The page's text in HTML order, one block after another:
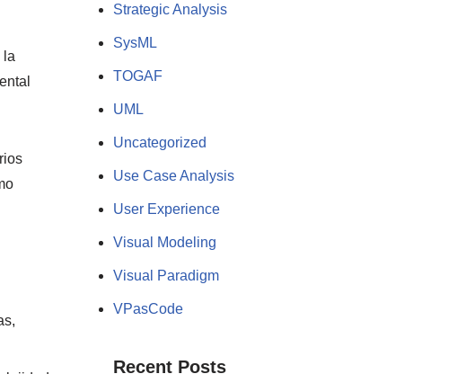
la
Strategic Analysis
SysML
TOGAF
UML
Uncategorized
Use Case Analysis
User Experience
Visual Modeling
Visual Paradigm
VPasCode
Recent Posts